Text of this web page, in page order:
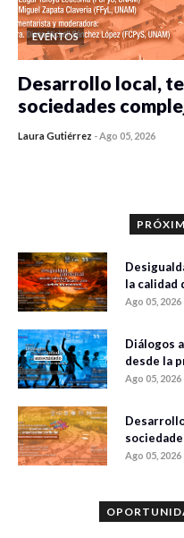
EVENTOS
Desarrollo local,
sociedades
Laura Gutiérrez -Ago 05, 2026
la calidad
Ago 05, 2026
Diálogos
desde la
Ago 05, 2026
Ago 05, 2026